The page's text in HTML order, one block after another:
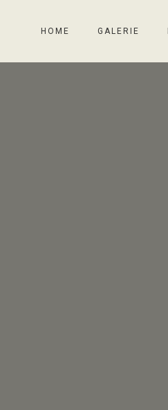
HOME GALERIE